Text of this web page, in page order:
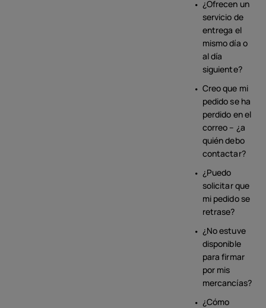
¿Ofrecen un
servicio de
entrega el
mismo día o
al día
siguiente?
Creo que mi
pedido se ha
perdido en el
correo – ¿a
quién debo
contactar?
¿Puedo
solicitar que
mi pedido se
retrase?
¿No estuve
disponible
para firmar
por mis
mercancías?
¿Cómo